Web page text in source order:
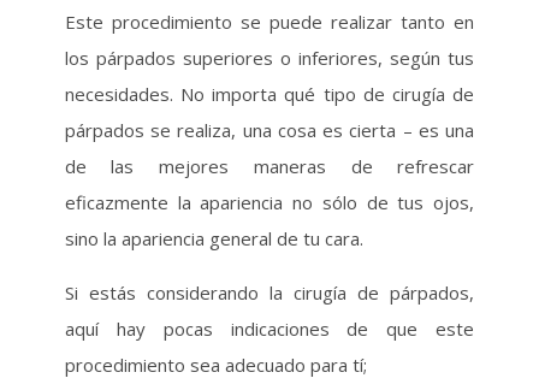
Este procedimiento se puede realizar tanto en
los párpados superiores o inferiores, según tus
necesidades. No importa qué tipo de cirugía de
párpados se realiza, una cosa es cierta – es una
de las mejores maneras de refrescar
eficazmente la apariencia no sólo de tus ojos,
sino la apariencia general de tu cara.
Si estás considerando la cirugía de párpados,
aquí hay pocas indicaciones de que este
procedimiento sea adecuado para tí;